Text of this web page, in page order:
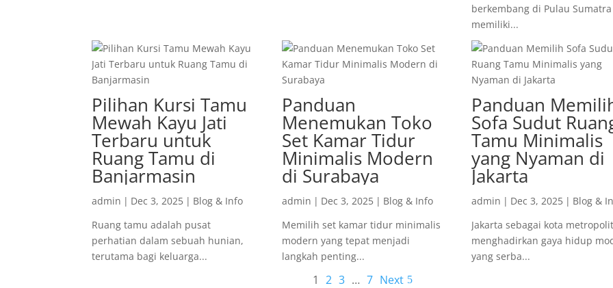
berkembang di Pulau
memiliki...
Pilihan Kursi Tamu
Mewah Kayu Jati
Terbaru untuk
Ruang Tamu di
Banjarmasin
admin | Dec 3, 2025 | Blog & Info
Ruang tamu adalah pusat
perhatian dalam sebuah hunian,
terutama bagi keluarga...
Panduan
Menemukan Toko
Set Kamar Tidur
Minimalis Modern
di Surabaya
admin | Dec 3, 2025 | Blog & Info
Memilih set kamar tidur minimalis
modern yang tepat menjadi
langkah penting...
Panduan
Sofa Sudut
Tamu Minimalis
yang Nyaman di
Jakarta
admin | Dec 3, 2025 | Blog &
Jakarta sebagai kota
menghadirkan gaya hidup
yang serba...
1 2 3 … 7 Next